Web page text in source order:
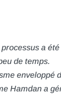
processus a
de temps.
enveloppé
Hamdan a